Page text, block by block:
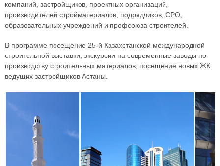
компаний, застройщиков, проектных организаций,
производителей стройматериалов, подрядчиков, СРО,
образовательных учреждений и профсоюза строителей.
В программе посещение 25-й Казахстанской международной
строительной выставки, экскурсии на современные заводы по
производству строительных материалов, посещение новых ЖК
ведущих застройщиков Астаны.